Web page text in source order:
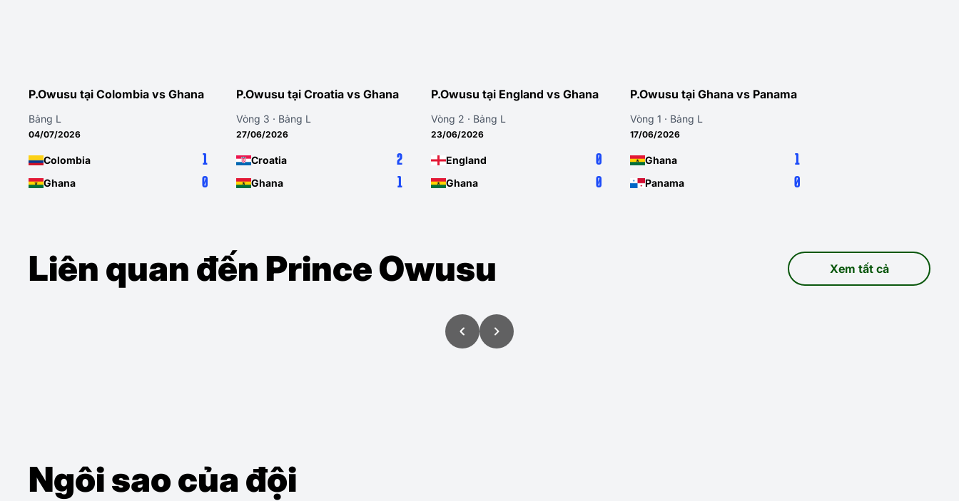
P.Owusu tại Colombia vs Ghana
Bảng L
04/07/2026
Colombia 1
Ghana 0
P.Owusu tại Croatia vs Ghana
Vòng 3 · Bảng L
27/06/2026
Croatia 2
Ghana 1
P.Owusu tại England vs Ghana
Vòng 2 · Bảng L
23/06/2026
England 0
Ghana 0
P.Owusu tại Ghana vs Panama
Vòng 1 · Bảng L
17/06/2026
Ghana 1
Panama 0
Liên quan đến Prince Owusu Xem tất cả
Ngôi sao của đội